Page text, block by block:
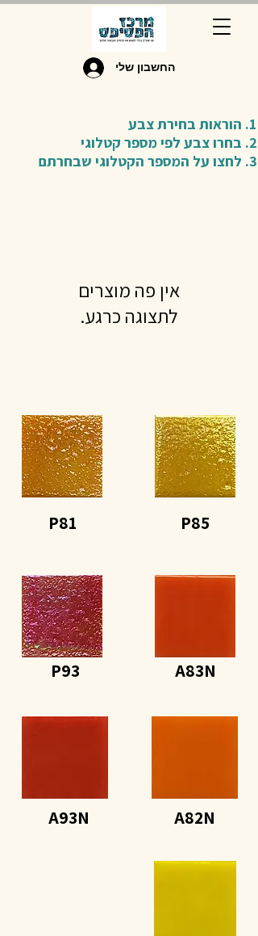
החשבון שלי
הוראות בחירת צבע
בחרו צבע לפי מספר קטלוגי
לחצו על המספר הקטלוגי שבחרתם
לתצוגה כרגע.
P81
P93
A93N
P85
A83N
A82N